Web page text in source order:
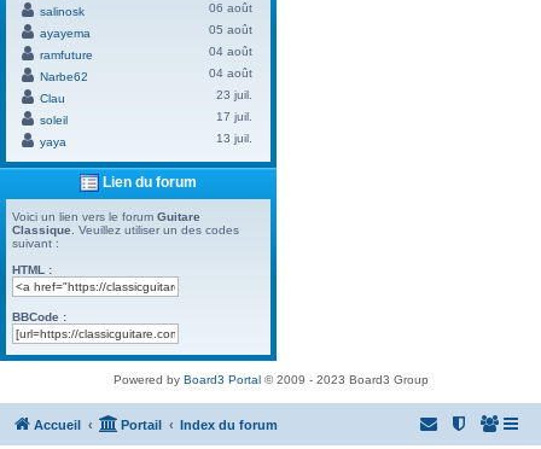
salinosk
06 août
ayayema
05 août
ramfuture
04 août
Narbe62
04 août
Clau
23 juil.
soleil
17 juil.
yaya
13 juil.
Lien du forum
Voici un lien vers le forum Guitare
Classique . Veuillez utiliser un des codes
suivant :
HTML :
BBCode :
Powered by Board3 Portal© 2009 - 2023 Board3 Group
Accueil Portail Index du forum